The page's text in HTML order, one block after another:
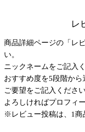
レ
商品詳細ページの「レ
い。
ニックネームをご記入
おすすめ度を5段階か
ご要望をご記入ください
よろしければプロフィ
※レビュー投稿は、1商